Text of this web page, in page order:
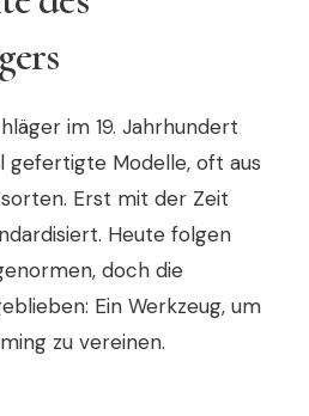
im 19. Jahrhundert
gefertigte Modelle, oft aus
Erst mit der Zeit
Heute folgen
doch die
Ein Werkzeug, um
zu vereinen.